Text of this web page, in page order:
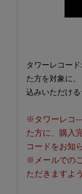
タワーレコー
た方を対象に
込みいただける
※タワーレコ―
た方に、購入
コードをお知
※メールでの
ただきますよ